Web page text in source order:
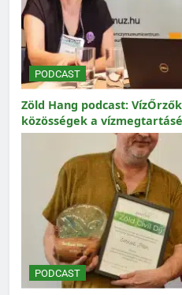
PODCAST
Zöld Hang podcast:
közösségek a
PODCAST